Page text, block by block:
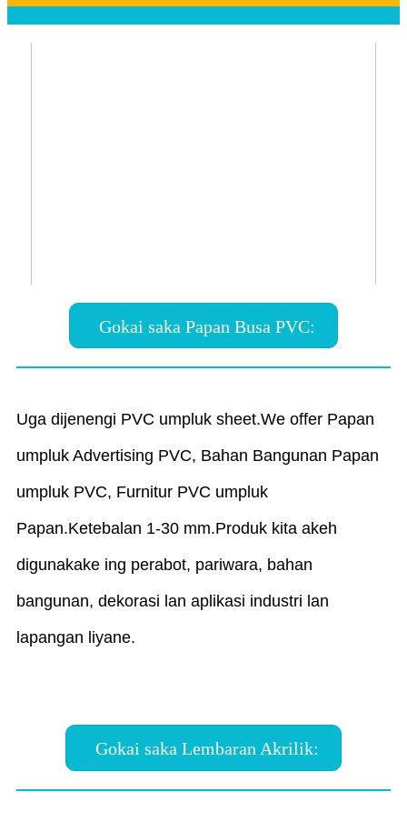
Gokai saka Papan Busa PVC:
Uga dijenengi PVC umpluk sheet.We offer Papan
umpluk Advertising PVC, Bahan Bangunan Papan
umpluk PVC, Furnitur PVC umpluk
Papan.Ketebalan 1-30 mm.Produk kita akeh
digunakake ing perabot, pariwara, bahan
bangunan, dekorasi lan aplikasi industri lan
lapangan liyane.
Gokai saka Lembaran Akrilik: